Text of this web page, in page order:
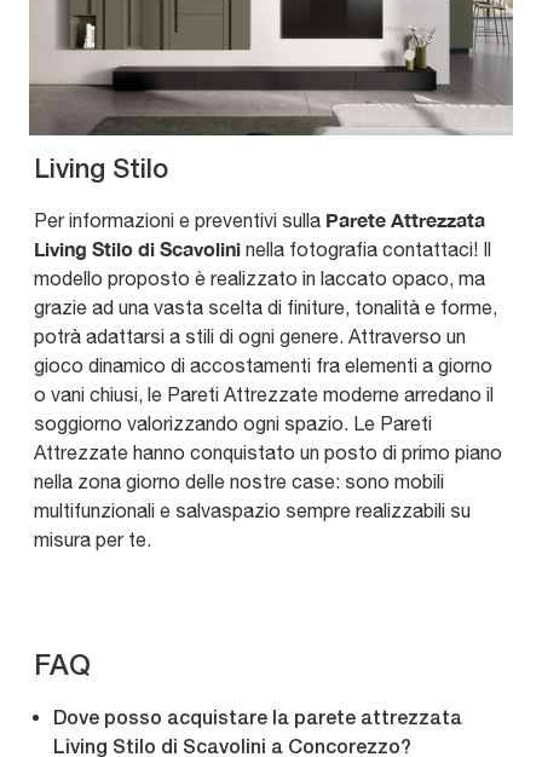
Living Stilo
Per informazioni e preventivi sulla Parete Attrezzata
Living Stilo di Scavolini nella fotografia contattaci! Il
modello proposto è realizzato in laccato opaco, ma
grazie ad una vasta scelta di finiture, tonalità e forme,
potrà adattarsi a stili di ogni genere. Attraverso un
gioco dinamico di accostamenti fra elementi a giorno
o vani chiusi, le Pareti Attrezzate moderne arredano il
soggiorno valorizzando ogni spazio. Le Pareti
Attrezzate hanno conquistato un posto di primo piano
nella zona giorno delle nostre case: sono mobili
multifunzionali e salvaspazio sempre realizzabili su
misura per te.
FAQ
Dove posso acquistare la parete attrezzata
Living Stilo di Scavolini a Concorezzo?